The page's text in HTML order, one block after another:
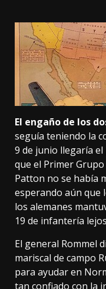
El engaño de los
seguía teniendo la
9 de junio llegaría
que el Primer
Patton no se había
esperando aún que
los alemanes
19 de infantería
El general Rommel
mariscal de campo
para ayudar en
tan confiado con la